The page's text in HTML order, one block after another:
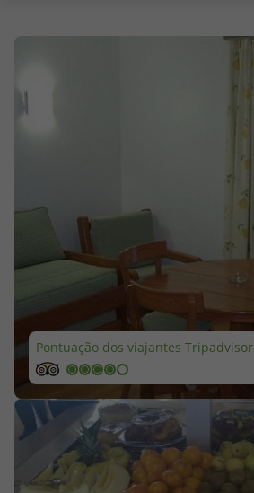
Especialistas
Cheque Viagem
Rede de Lojas
Blog TopViagens
Área de Cliente
Pontuação dos viajantes Tripadvisor